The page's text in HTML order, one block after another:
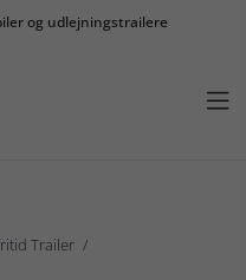
og udlejningstrailere

Trailer